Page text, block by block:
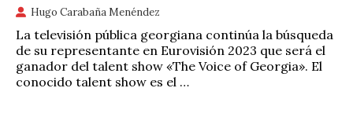
Hugo Carabaña Menéndez
La televisión pública georgiana continúa la búsqueda
de su representante en Eurovisión 2023 que será el
ganador del talent show «The Voice of Georgia». El
conocido talent show es el …